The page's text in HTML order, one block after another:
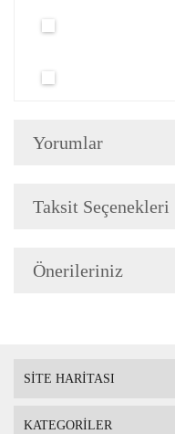
Yorumlar
Taksit Seçenekleri
Önerileriniz
SİTE HARİTASI
KATEGORİLER